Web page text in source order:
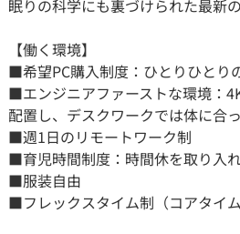
眠りの科学にも裏づけられた最新
【働く環境】
■希望PC購入制度：ひとりひとり
■エンジニアファーストな環境：
配置し、デスクワークでは体に合
■週1日のリモートワーク制
■育児時間制度：時間休を取り入
■服装自由
■フレックスタイム制（コアタイ